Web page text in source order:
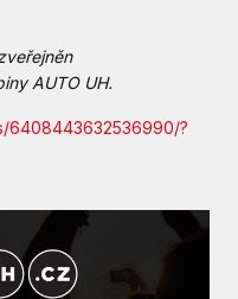
AUTO UH.
6408443632536990/?